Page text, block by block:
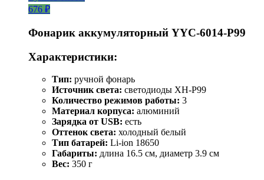
676 ₽
Фонарик аккумуляторный YYC-6014-P99
Характеристики:
Тип: ручной фонарь
Источник света: светодиоды XH-P99
Количество режимов работы: 3
Материал корпуса: алюминий
Зарядка от USB: есть
Оттенок света: холодный белый
Тип батарей: Li-ion 18650
Габариты: длина 16.5 см, диаметр 3.9 см
Вес: 350 г